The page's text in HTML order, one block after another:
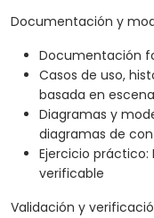
Documentación y
Documentación
Casos de uso,
basada en
Diagramas y
diagramas de
Ejercicio
verificable
Validación y